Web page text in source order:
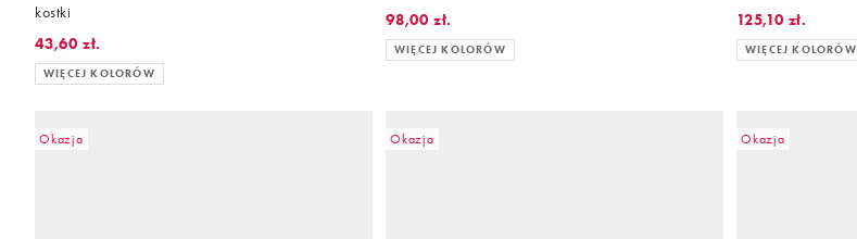
kostki
43,60 zł.
WIĘCEJ KOLORÓW
98,00 zł.
WIĘCEJ KOLORÓW
125,10 zł.
WIĘCEJ KOLORÓW
Okazja Okazja Okazja